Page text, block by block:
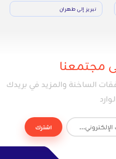
تبريز إلى طهران
مجتمعنا
الساخنة والمزيد في بريدك
اشترك